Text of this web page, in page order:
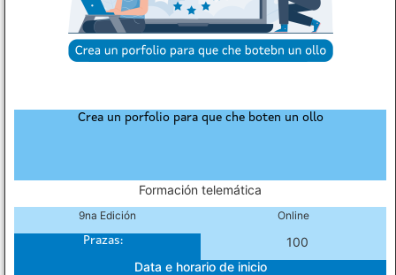
Crea un porfolio para que che boten un ollo
Formación telemática
9na Edición Online
Prazas:
100
Data e horario de inicio